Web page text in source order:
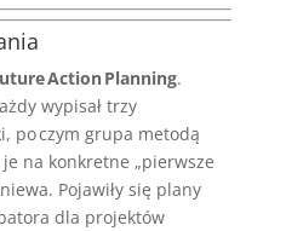
Action Planning.
wypisał trzy
po czym grupa metodą
je na konkretne „pierwsze
Pojawiły się plany
dla projektów